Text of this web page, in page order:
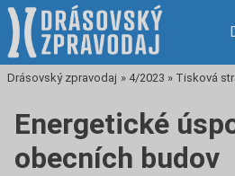
Drásovský zpravodaj » 4/2023 » Tisková
Energetické
obecních budov